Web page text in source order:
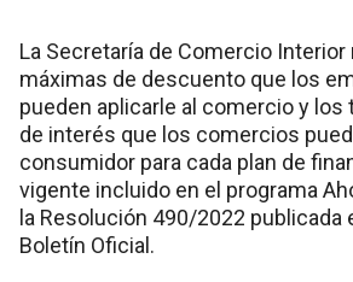
La Secretaría de Comercio
máximas de descuento que los
pueden aplicarle al comercio y
de interés que los comercios
consumidor para cada plan de
vigente incluido en el programa
la Resolución 490/2022 publicada
Boletín Oficial.